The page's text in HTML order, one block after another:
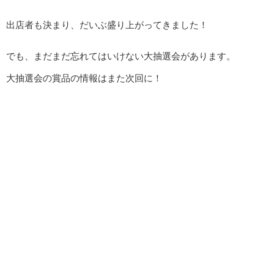
出店者も決まり、だいぶ盛り上がってきました！
でも、まだまだ忘れてはいけない大抽選会があります。
大抽選会の賞品の情報はまた次回に！